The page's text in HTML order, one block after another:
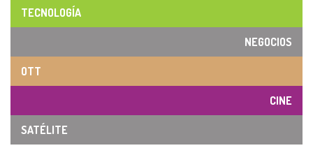
TECNOLOGÍA
NEGOCIOS
OTT
CINE
SATÉLITE